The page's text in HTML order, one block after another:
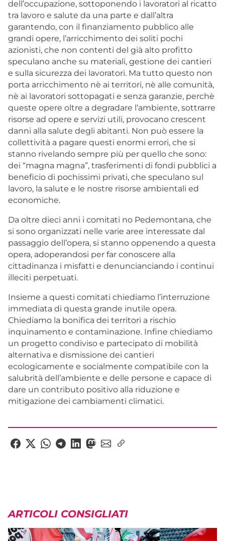
dell’occupazione, sottoponendo i lavoratori al ricatto
tra lavoro e salute da una parte e dall’altra
garantendo, con il finanziamento pubblico alle
grandi opere, l’arricchimento dei soliti pochi
azionisti, che non contenti del già alto profitto
speculano anche su materiali, gestione dei cantieri
e sulla sicurezza dei lavoratori. Ma tutto questo non
porta arricchimento nè ai territori, nè alle comunità,
nè ai lavoratori sottopagati e senza garanzie, perchè
queste opere oltre a degradare l’ambiente, sottrarre
risorse ad opere e servizi utili, provocano crescent
danni alla salute degli abitanti. Non può essere la
collettività a pagare questi enormi errori, che si
stanno rivelando sempre più per quello che sono:
dei “magna magna”, trasferimenti di fondi pubblici a
beneficio di pochissimi privati, che speculano sul
lavoro, la salute e le nostre risorse ambientali ed
economiche.
Da oltre dieci anni i comitati no Pedemontana, che
si sono organizzati nelle varie aree interessate dal
passaggio dell’opera, si stanno oppenendo a questa
opera, adoperandosi per far conoscere alla
cittadinanza i misfatti e denuncianciando i continui
illeciti perpetuati.
Insieme a questi comitati chiediamo l’interruzione
immediata di questa grande inutile opera.
Chiediamo la bonifica dei territori a rischio
inquinamento e contaminazione. Infine chiediamo
un progetto condiviso e partecipato di mobilità
alternativa e dismissione dei cantieri
ecologicamente e socialmente compatibile con la
salubrità dell’ambiente e delle persone e capace di
dare un contributo positivo alla riduzione e
mitigazione dei cambiamenti climatici.
ARTICOLI CONSIGLIATI